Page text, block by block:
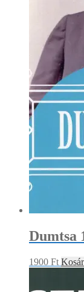
Dumtsa
1900 Ft